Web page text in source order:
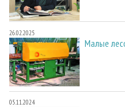
26.02.2025
Малые
05.11.2024